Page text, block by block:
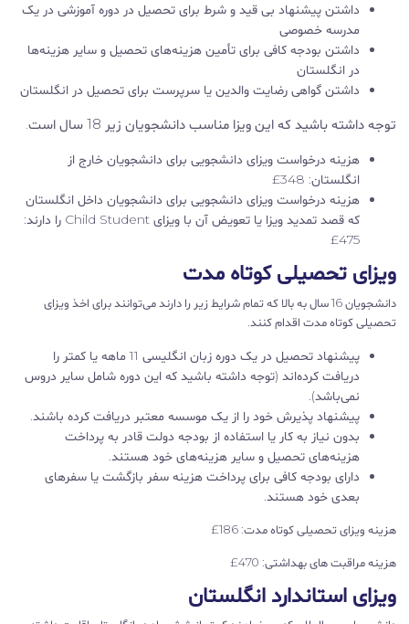
داشتن پیشنهاد بی قید و شرط برای تحصیل در دوره آموزشی در یک
مدرسه خصوصی
داشتن بودجه کافی برای تأمین هزینه‌های تحصیل و سایر هزینه‌ها
در انگلستان
داشتن گواهی رضایت والدین یا سرپرست برای تحصیل در انگلستان
توجه داشته باشید که این ویزا مناسب دانشجویان زیر 18 سال است.
هزینه درخواست ویزای دانشجویی برای دانشجویان خارج از
انگلستان: 348£
هزینه درخواست ویزای دانشجویی برای دانشجویان داخل انگلستان
که قصد تمدید ویزا یا تعویض آن با ویزای Child Student را دارند:
475£
ویزای تحصیلی کوتاه مدت
دانشجویان 16 سال به بالا که تمام شرایط زیر را دارند می‌توانند برای اخذ ویزای
تحصیلی کوتاه مدت اقدام کنند.
پیشنهاد تحصیل در یک دوره زبان انگلیسی 11 ماهه یا کمتر را
دریافت کرده‌اند (توجه داشته باشید که این دوره شامل سایر دروس
نمی‌باشد).
پیشنهاد پذیرش خود را از یک موسسه معتبر دریافت کرده باشند.
بدون نیاز به کار یا استفاده از بودجه دولت قادر به پرداخت
هزینه‌های تحصیل و سایر هزینه‌های خود هستند.
دارای بودجه کافی برای پرداخت هزینه سفر بازگشت یا سفرهای
بعدی خود هستند.
هزینه ویزای تحصیلی کوتاه مدت: 186£
هزینه مراقبت های بهداشتی: 470£
ویزای استاندارد انگلستان